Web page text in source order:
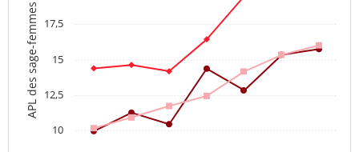
APL des sage-femmes
10
12,5
15
17,5